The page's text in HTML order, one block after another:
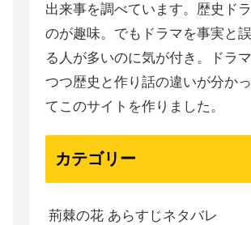
出来事を調べています。歴史ド
のが趣味。でもドラマを事実と
る人が多いのに気が付き。ドラ
つつ歴史と作り話の違いが分か
てこのサイトを作りました。
カテゴリー
荊棘の花 あらすじネタバレ